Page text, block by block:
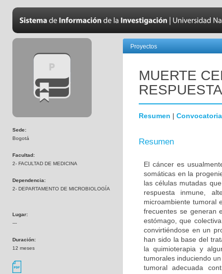
Sede:
Bogotá
Facultad:
2- FACULTAD DE MEDICINA
Dependencia:
2- DEPARTAMENTO DE MICROBIOLOGÍA
Lugar:
---
Duración:
12 meses
Proyectos
MUERTE
Resumen | Convocatoria
Resumen
El cáncer es
somáticas en la
las células mutadas
respuesta inmune,
microambiente tumoral
frecuentes se generan
estómago, que
convirtiéndose en un
han sido la base del
la quimioterapia y
tumorales induciendo
tumoral adecuada